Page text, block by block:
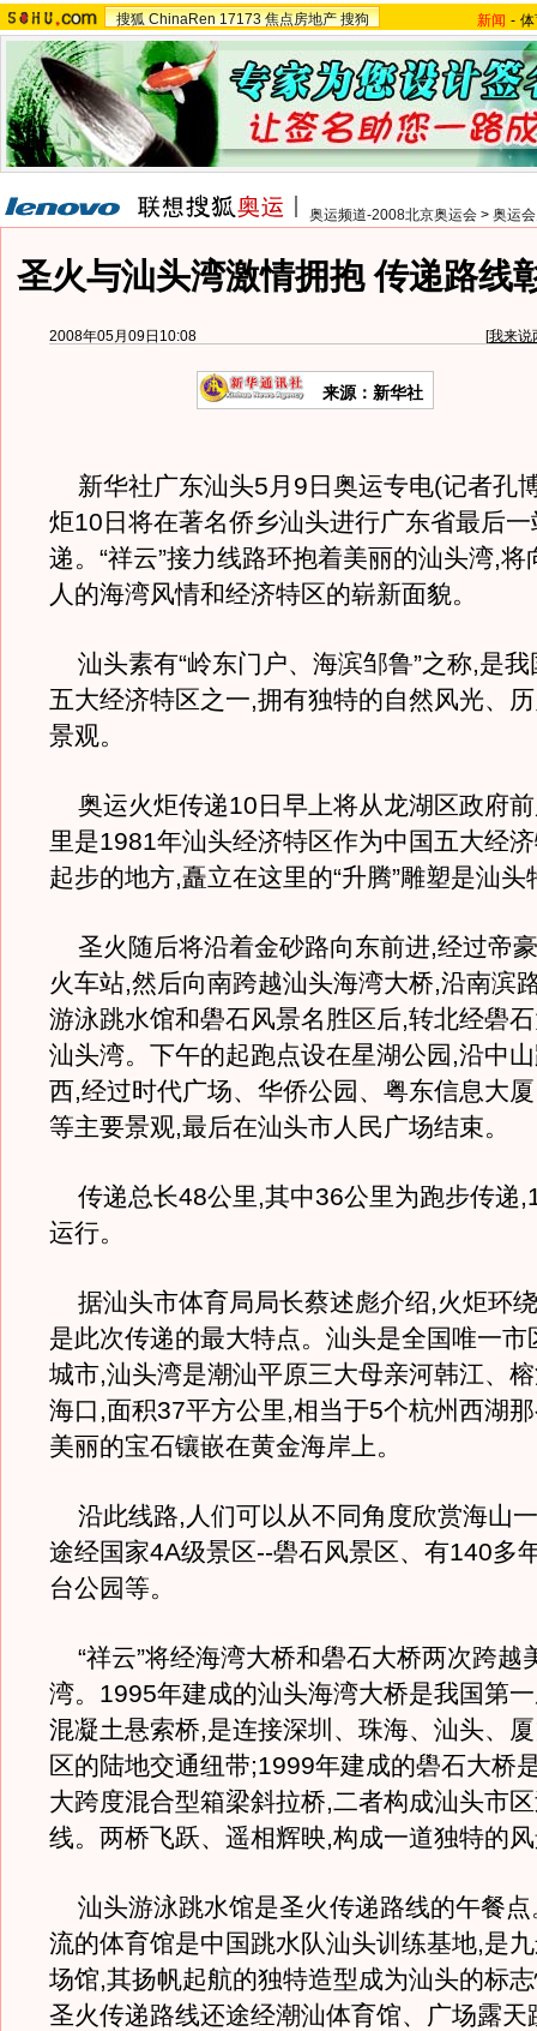
搜狐 ChinaRen 17173 焦点房地产 搜狗 新闻 -
奥运频道-2008北京奥运会 > 奥运
圣火与汕头湾激情拥抱 传递路线
2008年05月09日10:08 [我来说
来源：新华社
新华社广东汕头5月9日奥运专电(记者孔
炬10日将在著名侨乡汕头进行广东省最后
递。“祥云”接力线路环抱着美丽的汕头湾,
人的海湾风情和经济特区的崭新面貌。
汕头素有“岭东门户、海滨邹鲁”之称,是
五大经济特区之一,拥有独特的自然风光、
景观。
奥运火炬传递10日早上将从龙湖区政府
里是1981年汕头经济特区作为中国五大经
起步的地方,矗立在这里的“升腾”雕塑是汕
圣火随后将沿着金砂路向东前进,经过帝
火车站,然后向南跨越汕头海湾大桥,沿南滨
游泳跳水馆和礐石风景名胜区后,转北经礐
汕头湾。下午的起跑点设在星湖公园,沿中
西,经过时代广场、华侨公园、粤东信息大
等主要景观,最后在汕头市人民广场结束。
传递总长48公里,其中36公里为跑步传递
运行。
据汕头市体育局局长蔡述彪介绍,火炬环
是此次传递的最大特点。汕头是全国唯一市
城市,汕头湾是潮汕平原三大母亲河韩江、
海口,面积37平方公里,相当于5个杭州西湖
美丽的宝石镶嵌在黄金海岸上。
沿此线路,人们可以从不同角度欣赏海山
途经国家4A级景区--礐石风景区、有140多
台公园等。
“祥云”将经海湾大桥和礐石大桥两次跨越
湾。1995年建成的汕头海湾大桥是我国第
混凝土悬索桥,是连接深圳、珠海、汕头、
区的陆地交通纽带;1999年建成的礐石大桥
大跨度混合型箱梁斜拉桥,二者构成汕头市
线。两桥飞跃、遥相辉映,构成一道独特的
汕头游泳跳水馆是圣火传递路线的午餐点
流的体育馆是中国跳水队汕头训练基地,是
场馆,其扬帆起航的独特造型成为汕头的标
圣火传递路线还途经潮汕体育馆、广场露天